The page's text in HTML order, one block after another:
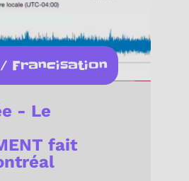
Francisation
- Le
fait